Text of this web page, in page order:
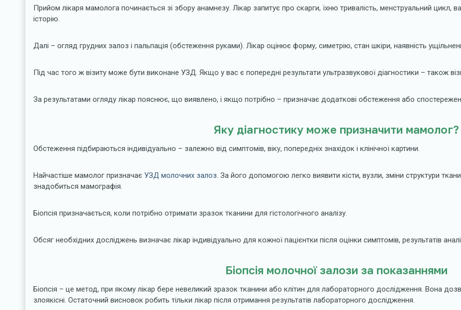
Прийом лікаря мамолога починається зі збору анамнезу. Лікар запитує про скарги, їхню тривалість, менструальний цикл,
історію.
Далі – огляд грудних залоз і пальпація (обстеження руками). Лікар оцінює форму, симетрію, стан шкіри, наявність
Під час того ж візиту може бути виконане УЗД. Якщо у вас є попередні результати ультразвукової діагностики – також
За результатами огляду лікар пояснює, що виявлено, і якщо потрібно – призначає додаткові обстеження або
Яку діагностику може призначити мамолог?
Обстеження підбираються індивідуально – залежно від симптомів, віку, попередніх знахідок і клінічної картини.
Найчастіше мамолог призначає УЗД молочних залоз. За його допомогою легко виявити кісти, вузли, зміни структури
знадобиться мамографія.
Біопсія призначається, коли потрібно отримати зразок тканини для гістологічного аналізу.
Обсяг необхідних досліджень визначає лікар індивідуально для кожної пацієнтки після оцінки симптомів, результатів
Біопсія молочної залози за показаннями
Біопсія – це метод, при якому лікар бере невеликий зразок тканини або клітин для лабораторного дослідження. Вона
злоякісні. Остаточний висновок робить тільки лікар після отримання результатів лабораторного дослідження.